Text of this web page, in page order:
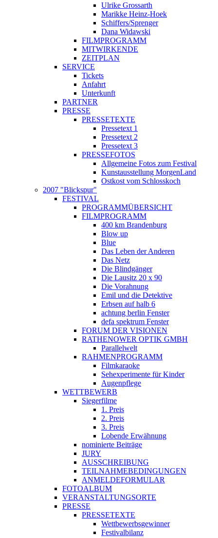
Ulrike Grossarth
Marikke Heinz-Hoek
Schiffers/Sprenger
Dana Widawski
FILMPROGRAMM
MITWIRKENDE
ZEITPLAN
SERVICE
Tickets
Anfahrt
Unterkunft
PARTNER
PRESSE
PRESSETEXTE
Pressetext 1
Pressetext 2
Pressetext 3
PRESSEFOTOS
Allgemeine Fotos zum Festival
Kunstausstellung MorgenLand
Ostkost vom Schlosskoch
2007 "Blickspur"
FESTIVAL
PROGRAMMÜBERSICHT
FILMPROGRAMM
400 km Brandenburg
Blow up
Blue
Das Leben der Anderen
Das Netz
Die Blindgänger
Die Lausitz 20 x 90
Die Vorahnung
Emil und die Detektive
Erbsen auf halb 6
achtung berlin Fenster
defa spektrum Fenster
FORUM DER VISIONEN
RATHENOWER OPTIK GMBH
Parallelwelt
RAHMENPROGRAMM
Filmkaraoke
Sehexperimente für Kinder
Augenpflege
WETTBEWERB
Siegerfilme
1. Preis
2. Preis
3. Preis
Lobende Erwähnung
nominierte Beiträge
JURY
AUSSCHREIBUNG
TEILNAHMEBEDINGUNGEN
ANMELDEFORMULAR
FOTOALBUM
VERANSTALTUNGSORTE
PRESSE
PRESSETEXTE
Wettbewerbsgewinner
Festivalbilanz